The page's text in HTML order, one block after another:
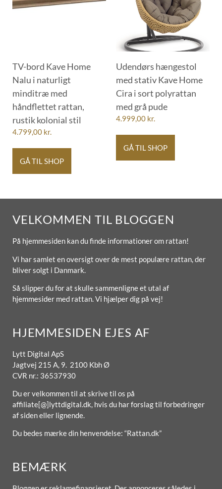
TV-bord Kave Home
Nalu i naturligt
minditræ med
håndflettet rattan,
rustik kolonial stil
4.799,00 kr.
GÅ TIL SHOP
Udendørs hængestol
med stativ Kave Home
Cira i sort polyrattan
med grå pude
4.999,00 kr.
GÅ TIL SHOP
VELKOMMEN TIL BLOGGEN
På hjemmesiden kan du finde informationer om rattan!
Vi har samlet en oversigt over de mest populære rattan, der
bliver solgt i Danmark.
Så slipper du for at skulle sammenligne et utal af
hjemmesider med rattan. Vi hjælper dig på vej!
HJEMMESIDEN EJES AF
Lytt Digital ApS
Jagtvej 215 A, 9. 2100 Kbh Ø
CVR nr.: 36537930
Du er velkommen til at skrive til os på
affiliate[@]lyttdigital.dk, hvis du har forslag til forbedringer
af siden eller lignende.
Du bedes mærke din henvendelse: “Rattan.dk”
BEMÆRK